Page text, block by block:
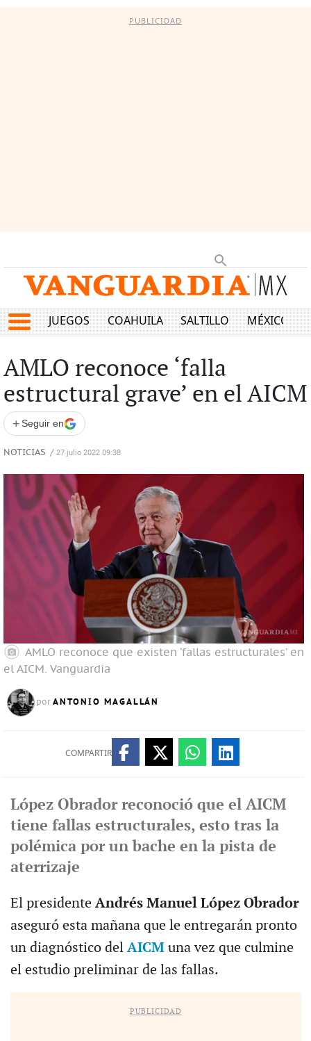
PUBLICIDAD
JUEGOS COAHUILA SALTILLO MÉXICO
AMLO reconoce ‘falla
estructural grave’ en el AICM
+ Seguir en
NOTICIAS / 27 julio 2022 09:38
AMLO reconoce que existen ‘fallas estructurales’ en
el AICM. Vanguardia
por ANTONIO MAGALLÁN
COMPARTIR
López Obrador reconoció que el AICM
tiene fallas estructurales, esto tras la
polémica por un bache en la pista de
aterrizaje
El presidente Andrés Manuel López Obrador
aseguró esta mañana que le entregarán pronto
un diagnóstico del AICM una vez que culmine
el estudio preliminar de las fallas.
PUBLICIDAD